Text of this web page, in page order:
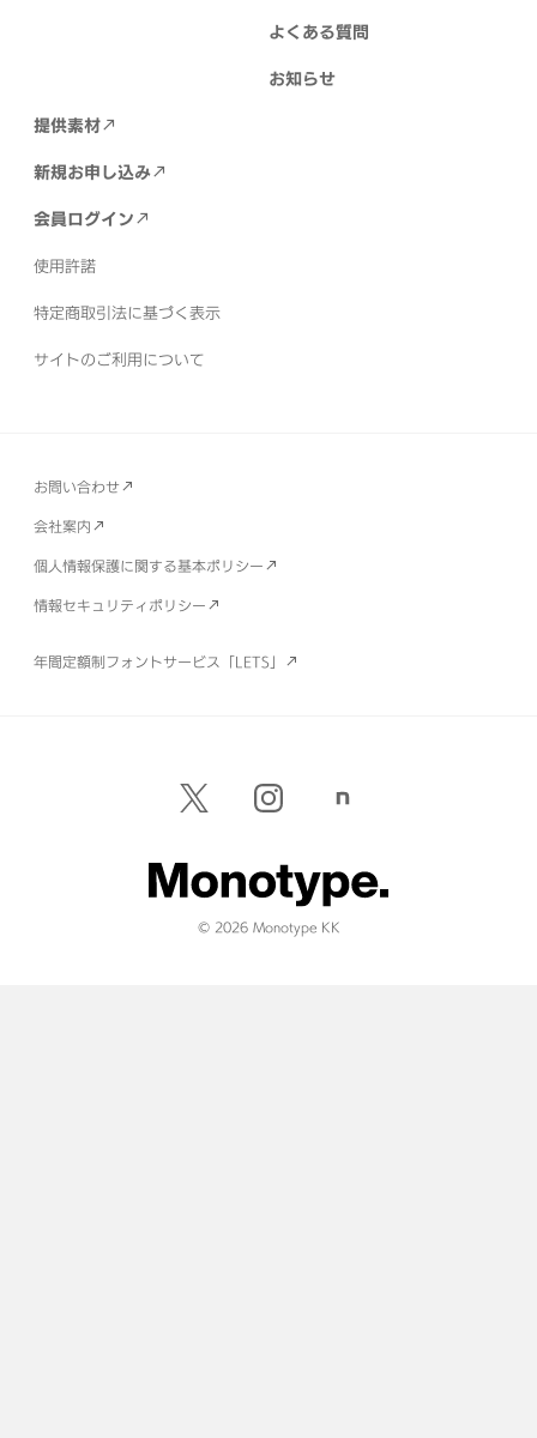
よくある質問
お知らせ
提供素材
新規お申し込み
会員ログイン
使用許諾
特定商取引法に基づく表示
サイトのご利用について
お問い合わせ
会社案内
個人情報保護に関する基本ポリシー
情報セキュリティポリシー
年間定額制フォントサービス「LETS」
© 2026 Monotype KK